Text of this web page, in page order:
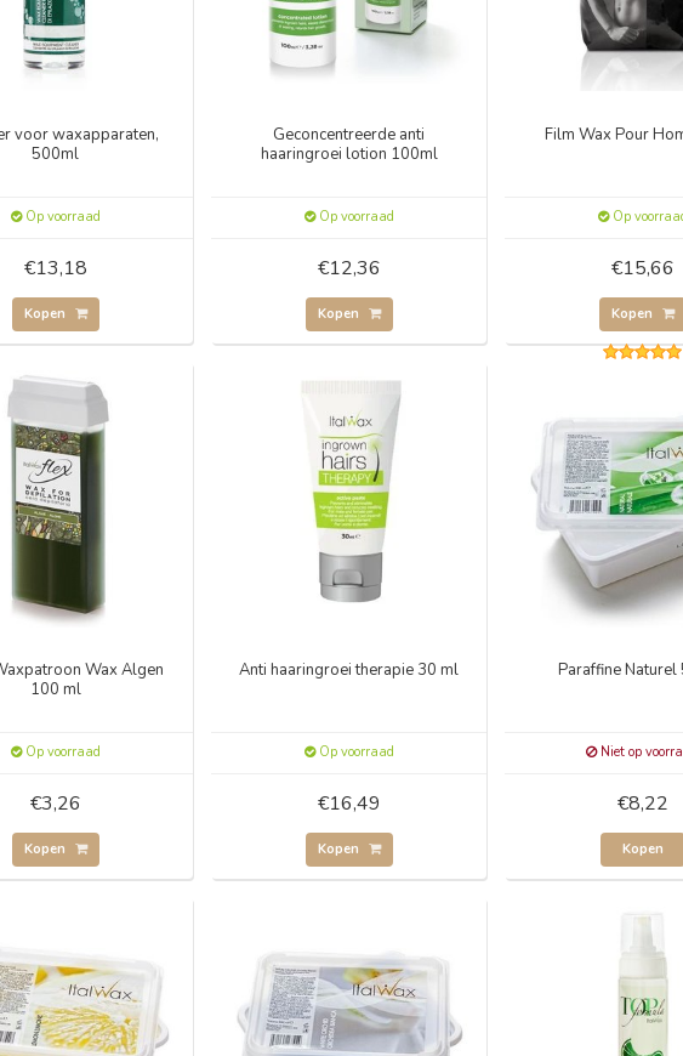
voor waxapparaten,
500ml
Op voorraad
€13,18
Kopen
Geconcentreerde anti
haaringroei lotion 100ml
Op voorraad
€12,36
Kopen
Film Wax Pour
Op
€15,66
Kopen
Wax Algen
100 ml
Op voorraad
€3,26
Kopen
Anti haaringroei therapie 30 ml
Op voorraad
€16,49
Kopen
Paraffine
Niet op
€8,22
Kopen